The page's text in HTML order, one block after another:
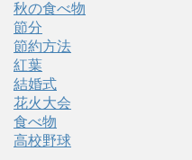
秋の食べ物
節分
節約方法
紅葉
結婚式
花火大会
食べ物
高校野球